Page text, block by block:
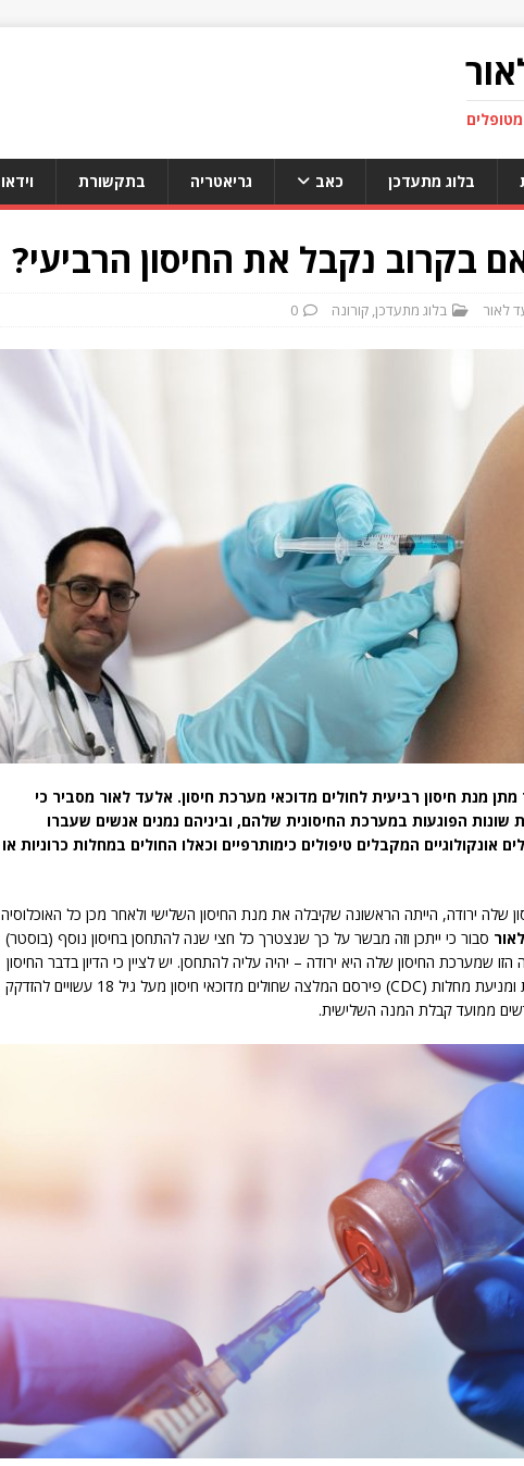
בלוג מתעדכן כאב גריאטריה בתקשורת וידאו
בקרוב נקבל את החיסון הרביעי?
לאור בלוג מתעדכן, קורונה 0
מנת חיסון רביעית לחולים מדוכאי מערכת חיסון. אלעד לאור מסביר כי
שונות הפוגעות במערכת החיסונית שלהם, וביניהם נמנים אנשים שעברו
אונקולוגיים המקבלים טיפולים כימותרפיים וכאלו החולים במחלות כרוניות או
שלה ירודה, הייתה הראשונה שקיבלה את מנת החיסון השלישי ולאחר מכן כל האוכלוסיה
סבור כי ייתכן וזה מבשר על כך שנצטרך כל חצי שנה להתחסן בחיסון נוסף (בוסטר)
שמערכת החיסון שלה היא ירודה – יהיה עליה להתחסן. יש לציין כי הדיון בדבר החיסון
הרביעי, מגיע לאחר שהמרכז לבקרת ומניעת מחלות (CDC) פירסם המלצה שחולים מדוכאי חיסון מעל גיל 18 עשויים להזדקק
ממועד קבלת המנה השלישית.